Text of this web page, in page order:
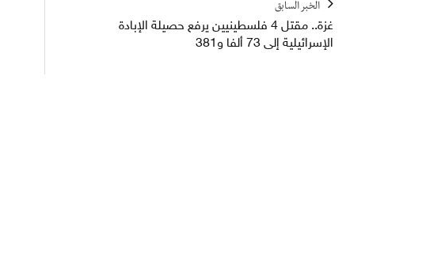
الخبر السابق
غزة.. مقتل 4 فلسطينيين يرفع حصيلة الإبادة
الإسرائيلية إلى 73 ألفا و381